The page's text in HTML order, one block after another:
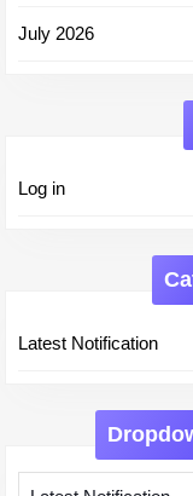
July 2026
Log in
Latest Notification